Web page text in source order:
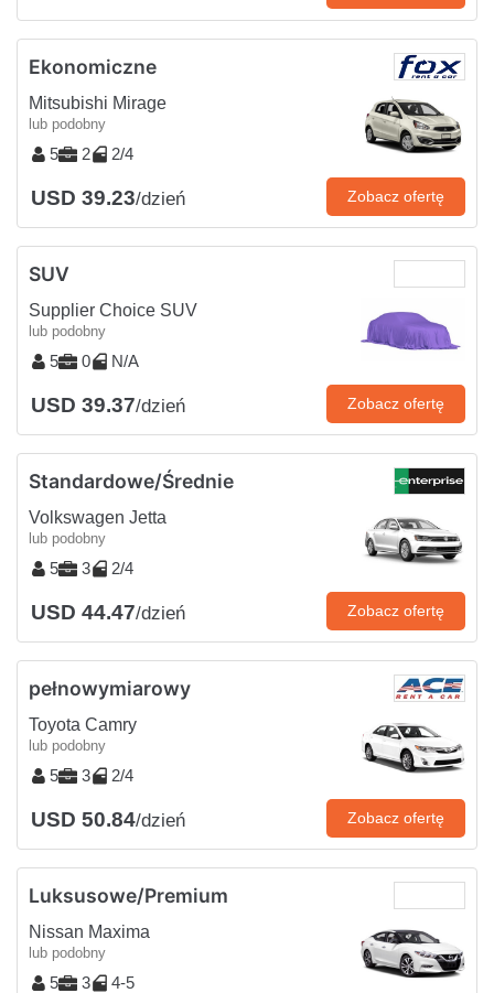
Ekonomiczne
Mitsubishi Mirage
lub podobny
5 2 2/4
USD 39.23/dzień Zobacz ofertę
SUV
Supplier Choice SUV
lub podobny
5 0 N/A
USD 39.37/dzień Zobacz ofertę
Standardowe/Średnie
Volkswagen Jetta
lub podobny
5 3 2/4
USD 44.47/dzień Zobacz ofertę
pełnowymiarowy
Toyota Camry
lub podobny
5 3 2/4
USD 50.84/dzień Zobacz ofertę
Luksusowe/Premium
Nissan Maxima
lub podobny
5 3 4-5